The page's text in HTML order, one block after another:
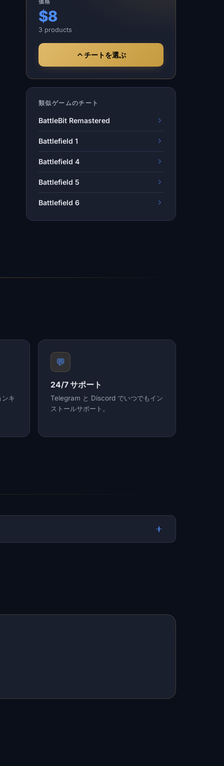
価格
$8
3 products
チートを選ぶ
類似ゲームのチート
BattleBit Remastered
Battlefield 1
Battlefield 4
Battlefield 5
Battlefield 6
ンキ
💬
24/7 サポート
Telegram と Discord でいつでもイン
ストールサポート。